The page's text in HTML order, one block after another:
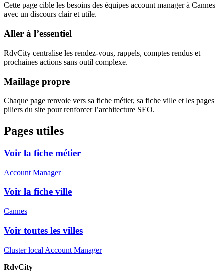
Cette page cible les besoins des équipes account manager à Cannes
avec un discours clair et utile.
Aller à l’essentiel
RdvCity centralise les rendez-vous, rappels, comptes rendus et
prochaines actions sans outil complexe.
Maillage propre
Chaque page renvoie vers sa fiche métier, sa fiche ville et les pages
piliers du site pour renforcer l’architecture SEO.
Pages utiles
Voir la fiche métier
Account Manager
Voir la fiche ville
Cannes
Voir toutes les villes
Cluster local Account Manager
RdvCity